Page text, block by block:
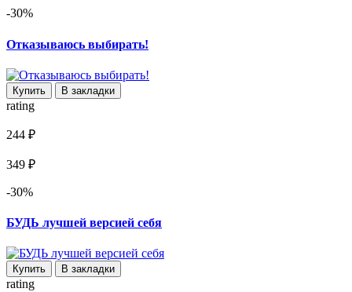
-30%
Отказываюсь выбирать!
Купить В закладки
rating
244 ₽
349 ₽
-30%
БУДЬ лучшей версией себя
Купить В закладки
rating